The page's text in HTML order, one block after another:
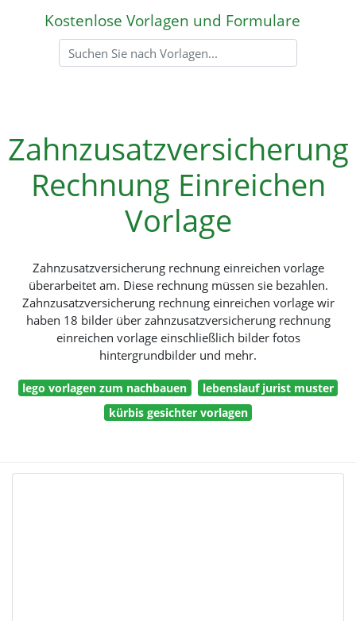
Kostenlose Vorlagen und Formulare
Zahnzusatzversicherung
Rechnung Einreichen
Vorlage
Zahnzusatzversicherung rechnung einreichen vorlage
überarbeitet am. Diese rechnung müssen sie bezahlen.
Zahnzusatzversicherung rechnung einreichen vorlage wir
haben 18 bilder über zahnzusatzversicherung rechnung
einreichen vorlage einschließlich bilder fotos
hintergrundbilder und mehr.
lego vorlagen zum nachbauen
lebenslauf jurist muster
kürbis gesichter vorlagen